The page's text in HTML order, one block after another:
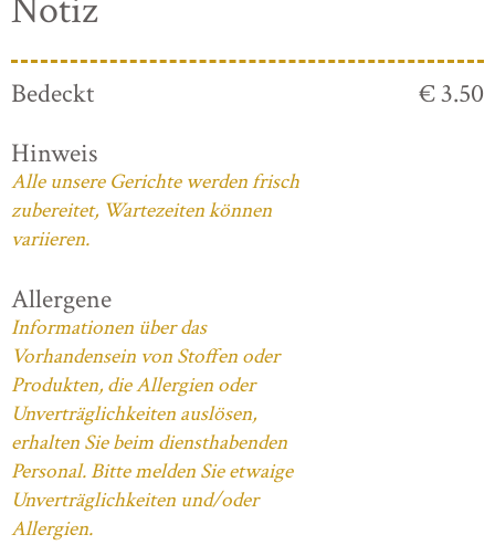
Notiz
Bedeckt
€ 3.50
Hinweis
Alle unsere Gerichte werden frisch
zubereitet, Wartezeiten können
variieren.
Allergene
Informationen über das
Vorhandensein von Stoffen oder
Produkten, die Allergien oder
Unverträglichkeiten auslösen,
erhalten Sie beim diensthabenden
Personal. Bitte melden Sie etwaige
Unverträglichkeiten und/oder
Allergien.